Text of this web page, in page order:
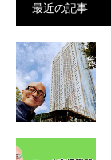
最近の記事